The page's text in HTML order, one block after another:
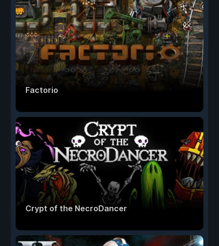
Factorio
Crypt of the NecroDancer